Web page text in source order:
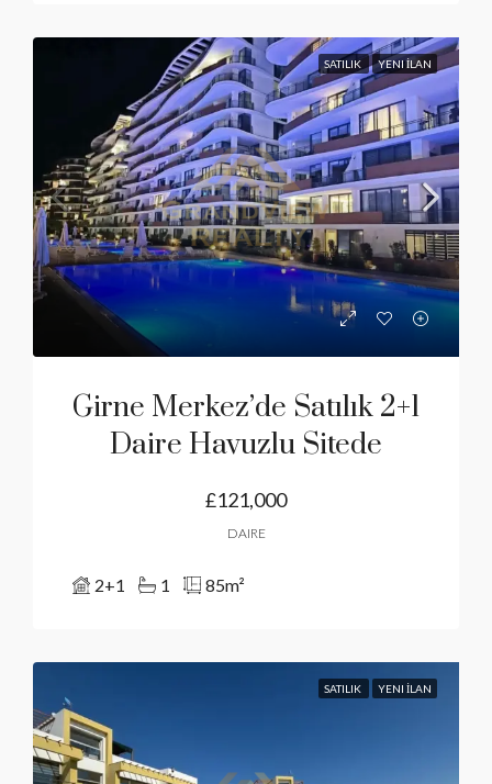
SATILIK YENI İLAN
Girne Merkez’de Satılık 2+1
Daire Havuzlu Sitede
£121,000
DAIRE
2+1 1 85m²
SATILIK YENI İLAN